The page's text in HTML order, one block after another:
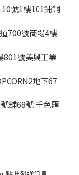
號1樓101鋪銅
700號商場4樓
801號美興工業
地下67
舖68號 千色匯